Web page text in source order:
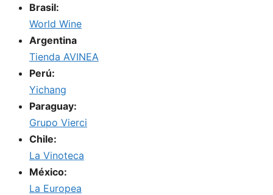
Brasil:
World Wine
Argentina
Tienda AVINEA
Perú:
Yichang
Paraguay:
Grupo Vierci
Chile:
La Vinoteca
México:
La Europea